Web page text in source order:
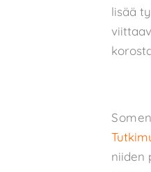
lisää
niiden